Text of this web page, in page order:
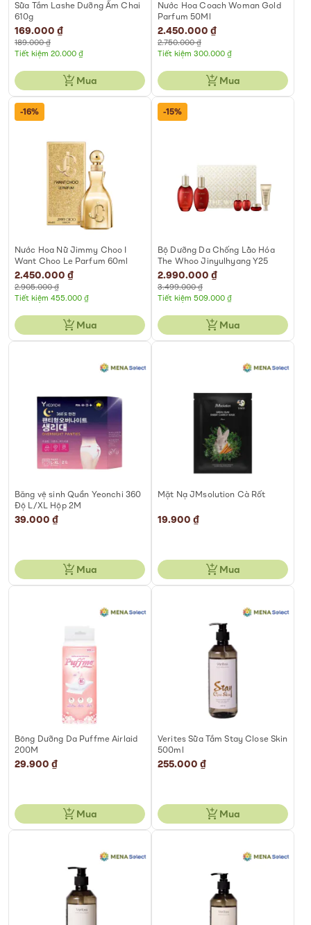
Sữa Tắm Lashe Dưỡng Ẩm Chai
610g
Special
Price
169.000 ₫
189.000 ₫
Tiết kiệm 20.000 ₫
Mua
Nước Hoa Coach Woman Gold
Parfum 50Ml
Special
Price
2.450.000 ₫
2.750.000 ₫
Tiết kiệm 300.000 ₫
Mua
-16%
Nước Hoa Nữ Jimmy Choo I
Want Choo Le Parfum 60ml
Special
Price
2.450.000 ₫
2.905.000 ₫
Tiết kiệm 455.000 ₫
Mua
-15%
Bộ Dưỡng Da Chống Lão Hóa
The Whoo Jinyulhyang Y25
Special
Price
2.990.000 ₫
3.499.000 ₫
Tiết kiệm 509.000 ₫
Mua
Băng vệ sinh Quần Yeonchi 360
Độ L/XL Hộp 2M
39.000 ₫
Mua
Mặt Nạ JMsolution Cà Rốt
19.900 ₫
Mua
Bông Dưỡng Da Puffme Airlaid
200M
29.900 ₫
Mua
Verites Sữa Tắm Stay Close Skin
500ml
255.000 ₫
Mua